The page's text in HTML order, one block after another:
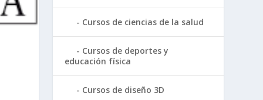
Cursos de ciencias de la salud
Cursos de deportes y
educación física
Cursos de diseño 3D